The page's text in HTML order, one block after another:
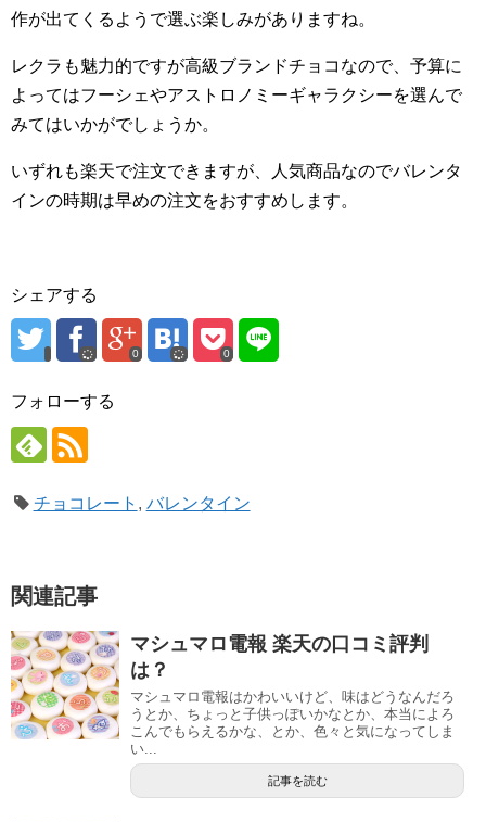
作が出てくるようで選ぶ楽しみがありますね。
レクラも魅力的ですが高級ブランドチョコなので、予算に
よってはフーシェやアストロノミーギャラクシーを選んで
みてはいかがでしょうか。
いずれも楽天で注文できますが、人気商品なのでバレンタ
インの時期は早めの注文をおすすめします。
シェアする
0 0
フォローする
チョコレート , バレンタイン
関連記事
マシュマロ電報 楽天の口コミ評判
は？
マシュマロ電報はかわいいけど、味はどうなんだろ
うとか、ちょっと子供っぽいかなとか、本当によろ
こんでもらえるかな、とか、色々と気になってしま
い...
記事を読む